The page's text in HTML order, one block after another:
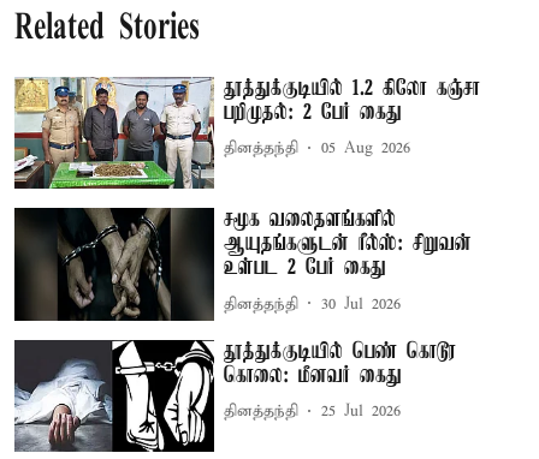
Related Stories
தூத்துக்குடியில் 1.2 கிலோ கஞ்சா
பறிமுதல்: 2 பேர் கைது
தினத்தந்தி 05 Aug 2026
சமூக வலைதளங்களில்
ஆயுதங்களுடன் ரீல்ஸ்: சிறுவன்
உள்பட 2 பேர் கைது
தினத்தந்தி 30 Jul 2026
தூத்துக்குடியில் பெண் கொடூர
கொலை: மீனவர் கைது
தினத்தந்தி 25 Jul 2026